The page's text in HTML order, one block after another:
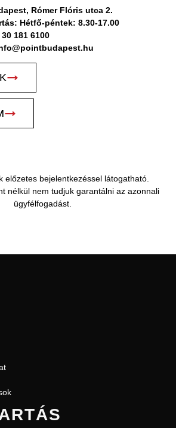
Rómer Flóris utca 2.
Hétfő-péntek: 8.30-17.00
181 6100
előzetes bejelentkezéssel látogatható.
nélkül nem tudjuk garantálni az azonnali
ügyfélfogadást.